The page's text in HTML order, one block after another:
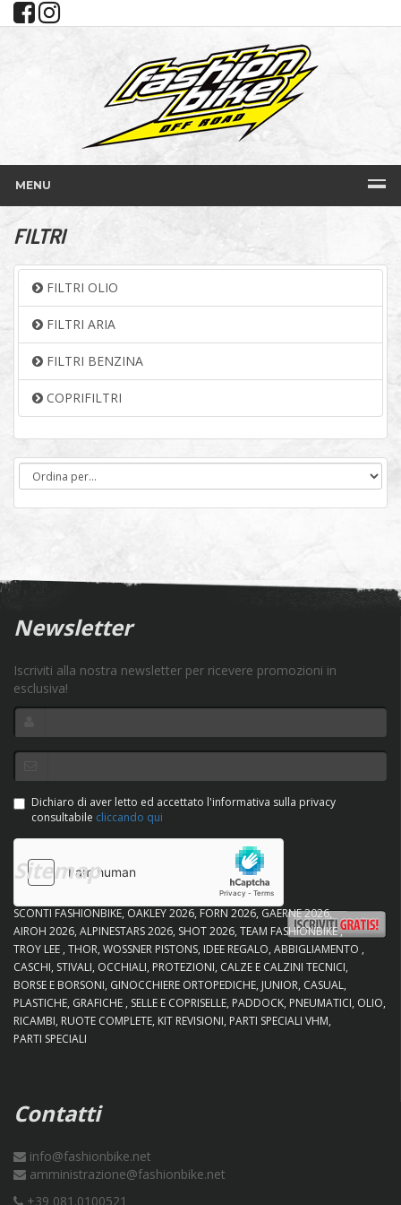
MENU
FILTRI
FILTRI OLIO
FILTRI ARIA
FILTRI BENZINA
COPRIFILTRI
Newsletter
Iscriviti alla nostra newsletter per ricevere promozioni in
esclusiva!
Dichiaro di aver letto ed accettato l'informativa sulla privacy
consultabile cliccando qui
Sitemap
SCONTI FASHIONBIKE OAKLEY 2026 FORN 2026 GAERNE 2026
AIROH 2026 ALPINESTARS 2026 SHOT 2026 TEAM FASHIONBIKE
TROY LEE THOR WOSSNER PISTONS IDEE REGALO ABBIGLIAMENTO
CASCHI STIVALI OCCHIALI PROTEZIONI CALZE E CALZINI TECNICI
BORSE E BORSONI GINOCCHIERE ORTOPEDICHE JUNIOR CASUAL
PLASTICHE GRAFICHE SELLE E COPRISELLE PADDOCK PNEUMATICI OLIO
RICAMBI RUOTE COMPLETE KIT REVISIONI PARTI SPECIALI VHM
PARTI SPECIALI
Contatti
info@fashionbike.net
amministrazione@fashionbike.net
+39 081.0100521